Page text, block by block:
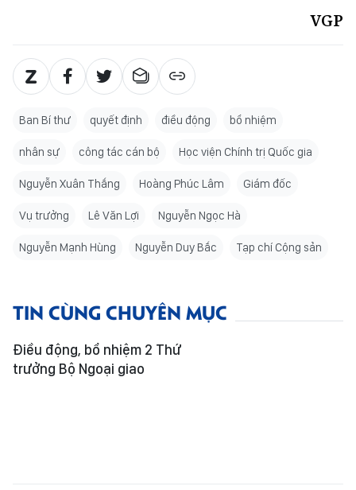
VGP
Ban Bí thư quyết định điều động bổ nhiệm
nhân sự công tác cán bộ Học viện Chính trị Quốc gia
Nguyễn Xuân Thắng Hoàng Phúc Lâm Giám đốc
Vụ trưởng Lê Văn Lợi Nguyễn Ngọc Hà
Nguyễn Mạnh Hùng Nguyễn Duy Bắc Tạp chí Cộng sản
TIN CÙNG CHUYÊN MỤC
Điều động, bổ nhiệm 2 Thứ
trưởng Bộ Ngoại giao